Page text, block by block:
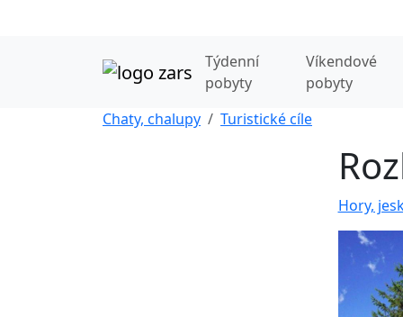
Týdenní
pobyty
Víkendové
pobyty
Chaty, chalupy
Turistické cíle
Hory,